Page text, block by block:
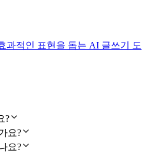
과적인 표현을 돕는 AI 글쓰기 도
?
요?
요?